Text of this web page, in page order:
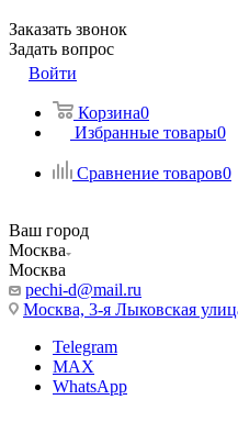
Заказать звонок
Задать вопрос
Войти
Корзина0
Избранные товары0
Сравнение товаров0
Ваш город
Москва
Москва
pechi-d@mail.ru
Москва, 3-я Лыковская
Telegram
MAX
WhatsApp